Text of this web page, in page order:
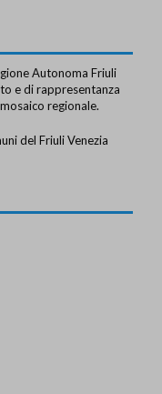
Autonoma Friuli
e di rappresentanza
regionale.
del Friuli Venezia